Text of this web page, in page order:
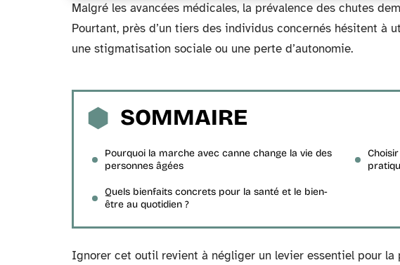
Malgré les avancées médicales, la prévalence des chutes
Pourtant, près d’un tiers des individus concernés hésitent à
une stigmatisation sociale ou une perte d’autonomie.
SOMMAIRE
Pourquoi la marche avec canne change la vie des
personnes âgées
Quels bienfaits concrets pour la santé et le bien-
être au quotidien ?
Ignorer cet outil revient à négliger un levier essentiel pour